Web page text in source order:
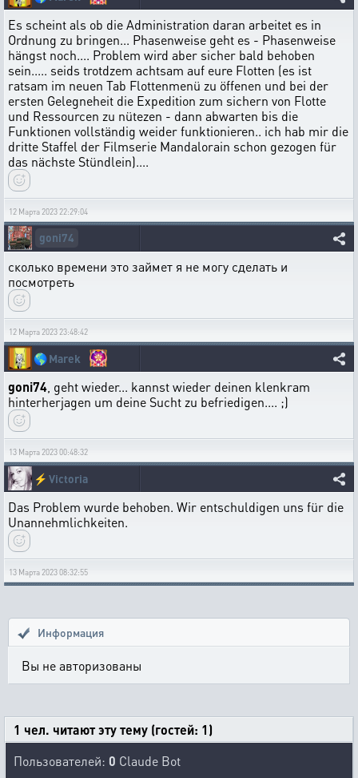
Es scheint als ob die Administration daran arbeitet es in
Ordnung zu bringen... Phasenweise geht es - Phasenweise
hängst noch.... Problem wird aber sicher bald behoben
sein..... seids trotdzem achtsam auf eure Flotten (es ist
ratsam im neuen Tab Flottenmenü zu öffenen und bei der
ersten Gelegneheit die Expedition zum sichern von Flotte
und Ressourcen zu nütezen - dann abwarten bis die
Funktionen vollständig weider funktionieren.. ich hab mir die
dritte Staffel der Filmserie Mandalorain schon gezogen für
das nächste Stündlein)....
12 Марта 2023 22:29:04
goni74
сколько времени это займет я не могу сделать и
посмотреть
12 Марта 2023 23:48:42
🌎Marek
goni74 , geht wieder... kannst wieder deinen klenkram
hinterherjagen um deine Sucht zu befriedigen.... ;)
13 Марта 2023 00:48:32
⚡ Victoria
Das Problem wurde behoben. Wir entschuldigen uns für die
Unannehmlichkeiten.
13 Марта 2023 08:32:55
Информация
Вы не авторизованы
1 чел. читают эту тему (гостей: 1)
Пользователей: 0 Claude Bot